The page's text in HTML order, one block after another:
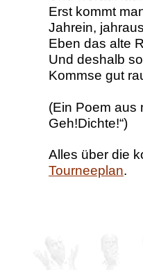
Erst kommt
Jahrein,
Eben das alte
Und deshalb
Kommse gut
(Ein Poem aus
Geh!Dichte!“)
Alles über die
Tourneeplan.